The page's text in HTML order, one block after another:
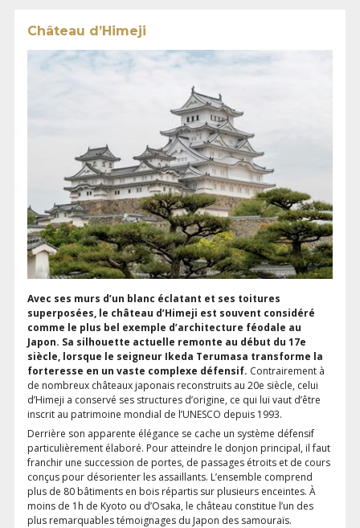
Château d’Himeji
Avec ses murs d’un blanc éclatant et ses toitures
superposées, le château d’Himeji est souvent considéré
comme le plus bel exemple d’architecture féodale au
Japon. Sa silhouette actuelle remonte au début du 17e
siècle, lorsque le seigneur Ikeda Terumasa transforme la
forteresse en un vaste complexe défensif. Contrairement à
de nombreux châteaux japonais reconstruits au 20e siècle, celui
d’Himeji a conservé ses structures d’origine, ce qui lui vaut d’être
inscrit au patrimoine mondial de l’UNESCO depuis 1993.
Derrière son apparente élégance se cache un système défensif
particulièrement élaboré. Pour atteindre le donjon principal, il faut
franchir une succession de portes, de passages étroits et de cours
conçus pour désorienter les assaillants. L’ensemble comprend
plus de 80 bâtiments en bois répartis sur plusieurs enceintes. À
moins de 1h de Kyoto ou d’Osaka, le château constitue l’un des
plus remarquables témoignages du Japon des samouraïs.